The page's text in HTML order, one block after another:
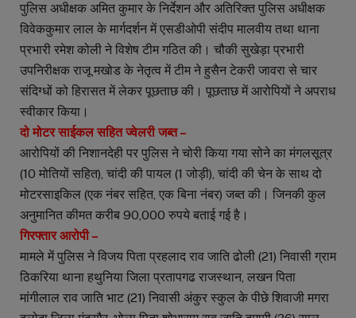
पुलिस अधीक्षक अमित कुमार के निर्देशन और अतिरिक्त पुलिस अधीक्षक
विवेककुमार लाल के मार्गदर्शन में एसडीओपी संदीप मालवीय तथा थाना
प्रभारी रमेश कोली ने विशेष टीम गठित की। चौकी सुखेड़ा प्रभारी
उपनिरीक्षक राजू मखोड के नेतृत्व में टीम ने हुसैन टेकरी जावरा से चार
संदिग्धों को हिरासत में लेकर पूछताछ की। पूछताछ में आरोपियों ने अपराध
स्वीकार किया।
दो मोटर साईकल सहित ज्वेलरी जब्त –
आरोपियों की निशानदेही पर पुलिस ने चोरी किया गया सोने का मंगलसूत्र
(10 मोतियों सहित), चांदी की पायल (1 जोड़ी), चांदी की चेन के साथ दो
मोटरसाइकिल (एक नंबर सहित, एक बिना नंबर) जब्त की। जिनकी कुल
अनुमानित कीमत करीब 90,000 रुपये बताई गई है।
गिरफ्तार आरोपी –
मामले में पुलिस ने विजय पिता प्रहलाद राव जाति ढोली (21) निवासी ग्राम
ठिकरिया थाना हथुनिया जिला प्रतापगढ राजस्थान, लखन पिता
मांगीलाल राव जाति भाट (21) निवासी अंकुर स्कुल के पीछे शिवाजी मगरा